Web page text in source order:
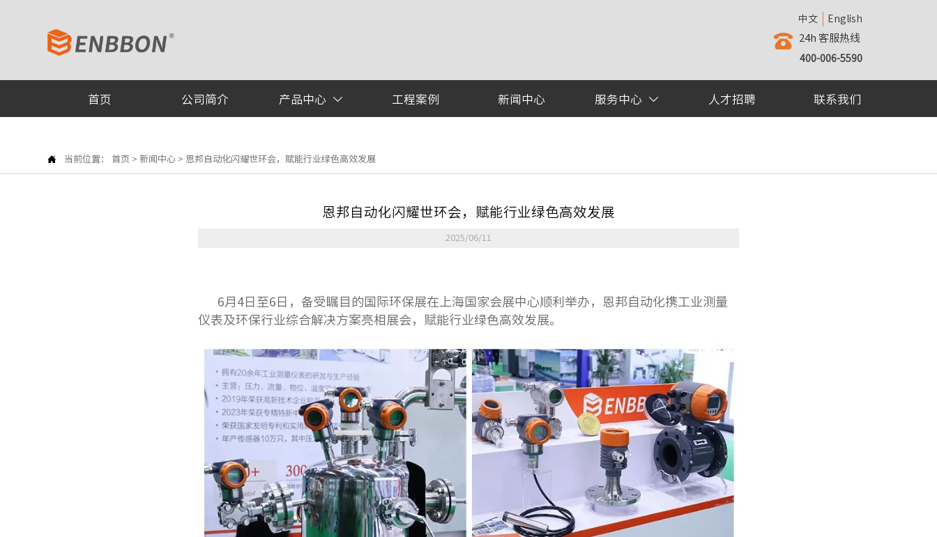
中文 English
 24h 客服热线
400-006-5590
首页 公司简介 产品中心  工程案例 新闻中心 服务中心  人才招聘 联系我们
 当前位置： 首页 > 新闻中心 > 恩邦自动化闪耀世环会，赋能行业绿色高效发展
恩邦自动化闪耀世环会，赋能行业绿色高效发展
2025/06/11
6月4日至6日，备受瞩目的国际环保展在上海国家会展中心顺利举办，恩邦自动化携工业测量
仪表及环保行业综合解决方案亮相展会，赋能行业绿色高效发展。